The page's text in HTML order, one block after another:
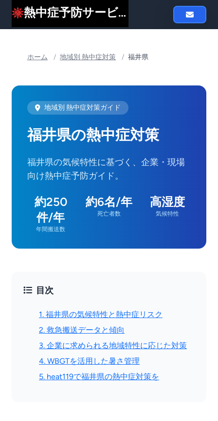
熱中症予防サービスheat119
ホーム / 地域別 熱中症対策 / 福井県
地域別 熱中症対策ガイド
福井県の熱中症対策
福井県の気候特性に基づく、企業・現場
向け熱中症予防ガイド。
約250
件/年
年間搬送数
約6名/年
死亡者数
高湿度
気候特性
目次
1. 福井県の気候特性と熱中症リスク
2. 救急搬送データと傾向
3. 企業に求められる地域特性に応じた対策
4. WBGTを活用した暑さ管理
5. heat119で福井県の熱中症対策を